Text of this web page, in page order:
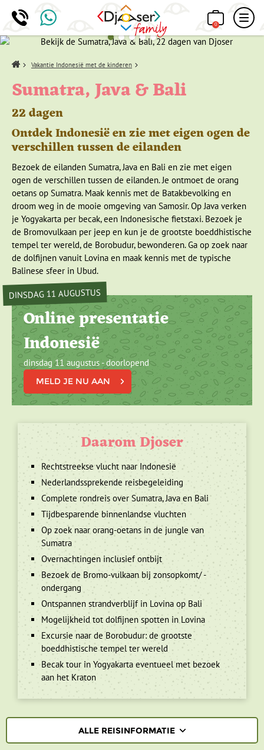
0
Home Vakantie Indonesië met de kinderen
Sumatra, Java & Bali
22 dagen
Ontdek Indonesië en zie met eigen ogen de
verschillen tussen de eilanden
Bezoek de eilanden Sumatra, Java en Bali en zie met eigen
ogen de verschillen tussen de eilanden. Je ontmoet de orang
oetans op Sumatra. Maak kennis met de Batakbevolking en
droom weg in de mooie omgeving van Samosir. Op Java verken
je Yogyakarta per becak, een Indonesische fietstaxi. Bezoek je
de Bromovulkaan per jeep en kun je de grootste boeddhistische
tempel ter wereld, de Borobudur, bewonderen. Ga op zoek naar
de dolfijnen vanuit Lovina en maak kennis met de typische
Balinese sfeer in Ubud.
DINSDAG 11 AUGUSTUS
Online presentatie
Indonesië
dinsdag 11 augustus - doorlopend
MELD JE NU AAN
Daarom Djoser
Rechtstreekse vlucht naar Indonesië
Nederlandssprekende reisbegeleiding
Complete rondreis over Sumatra, Java en Bali
Tijdbesparende binnenlandse vluchten
Op zoek naar orang-oetans in de jungle van
Sumatra
Overnachtingen inclusief ontbijt
Bezoek de Bromo-vulkaan bij zonsopkomt/ -
ondergang
Ontspannen strandverblijf in Lovina op Bali
Mogelijkheid tot dolfijnen spotten in Lovina
Excursie naar de Borobudur: de grootste
boeddhistische tempel ter wereld
Becak tour in Yogyakarta eventueel met bezoek
aan het Kraton
ALLE REISINFORMATIE